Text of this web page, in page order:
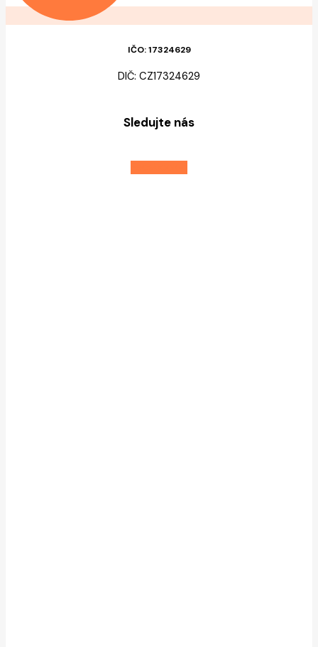
IČO: 17324629
DIČ: CZ17324629
Sledujte nás